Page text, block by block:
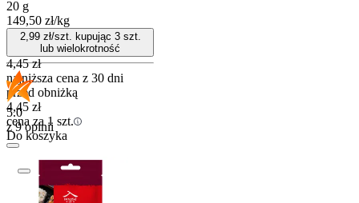
20 g
149,50 zł/kg
2,99zł/szt. kupując 3szt.
lub wielokrotność
4,45 zł
najniższa cena z 30 dni
przed obniżką
4,45 zł
cena za 1 szt.
Do koszyka
5.0
z 9 opinii